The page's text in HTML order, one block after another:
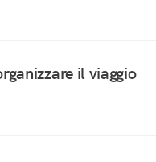
il viaggio